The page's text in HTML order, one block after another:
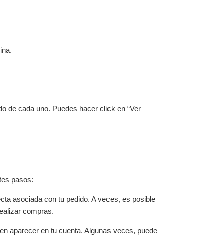
de cada uno. Puedes hacer click en “Ver
pasos:
asociada con tu pedido. A veces, es posible
compras.
aparecer en tu cuenta. Algunas veces, puede